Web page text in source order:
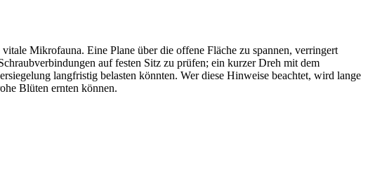
Mikrofauna. Eine Plane über die offene Fläche zu spannen, verringert
auf festen Sitz zu prüfen; ein kurzer Dreh mit dem
langfristig belasten könnten. Wer diese Hinweise beachtet, wird lange
Blüten ernten können.